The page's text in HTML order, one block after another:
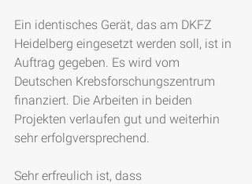
Ein identisches Gerät, das am DKFZ
Heidelberg eingesetzt werden soll, ist in
Auftrag gegeben. Es wird vom
Deutschen Krebsforschungszentrum
finanziert. Die Arbeiten in beiden
Projekten verlaufen gut und weiterhin
sehr erfolgversprechend.
Sehr erfreulich ist, dass